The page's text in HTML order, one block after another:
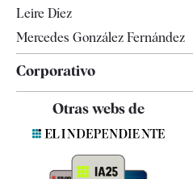
Leire Díez
Mercedes González Fernández
Corporativo
Contacto
Otras webs de